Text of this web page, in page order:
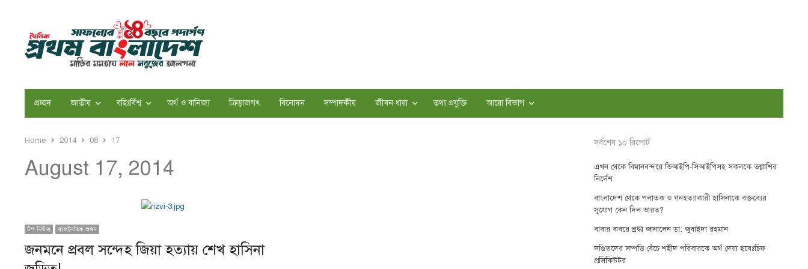
প্রচ্ছদ জাতীয় বহিঃর্বিশ্ব অর্থ ও বানিজ্য ক্রিড়াজগৎ বিনোদন সম্পাদকীয় জীবন ধারা তথ্য প্রযুক্তি আরো বিভাগ
Home 2014 08 17
August 17, 2014
টপ নিউজ রাজনৈতিক অঙ্গন
জনমনে প্রবল সন্দেহ জিয়া হত্যায় শেখ হাসিনা
সর্বশেষ ১০ রিপোর্ট
এখন থেকে বিমানবন্দরে ভিআইপি-সিআইপিসহ সকলকে তল্লাশির
নির্দেশ
বাংলাদেশ থেকে পলাতক ও গনহত্যাকারী হাসিনাকে বক্তব্যের
সুযোগ কেন দিল ভারত?
বাবার কবরে শ্রদ্ধা জানালেন ডা: জুবাইদা রহমান
দণ্ডিতদের সম্পত্তি বেঁচে শহীদ পরিবারকে অর্থ দেয়া হবেঃচিফ
প্রসিকিউটর